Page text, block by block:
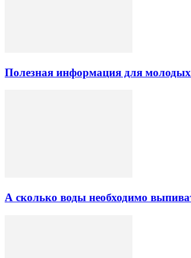
Полезная информация для
А сколько воды необходимо